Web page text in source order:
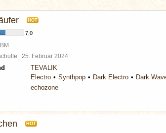
HOT
7,0
25. Februar 2024
TEVALIK
Electro Synthpop Dark Electro
Dark
echozone
HOT